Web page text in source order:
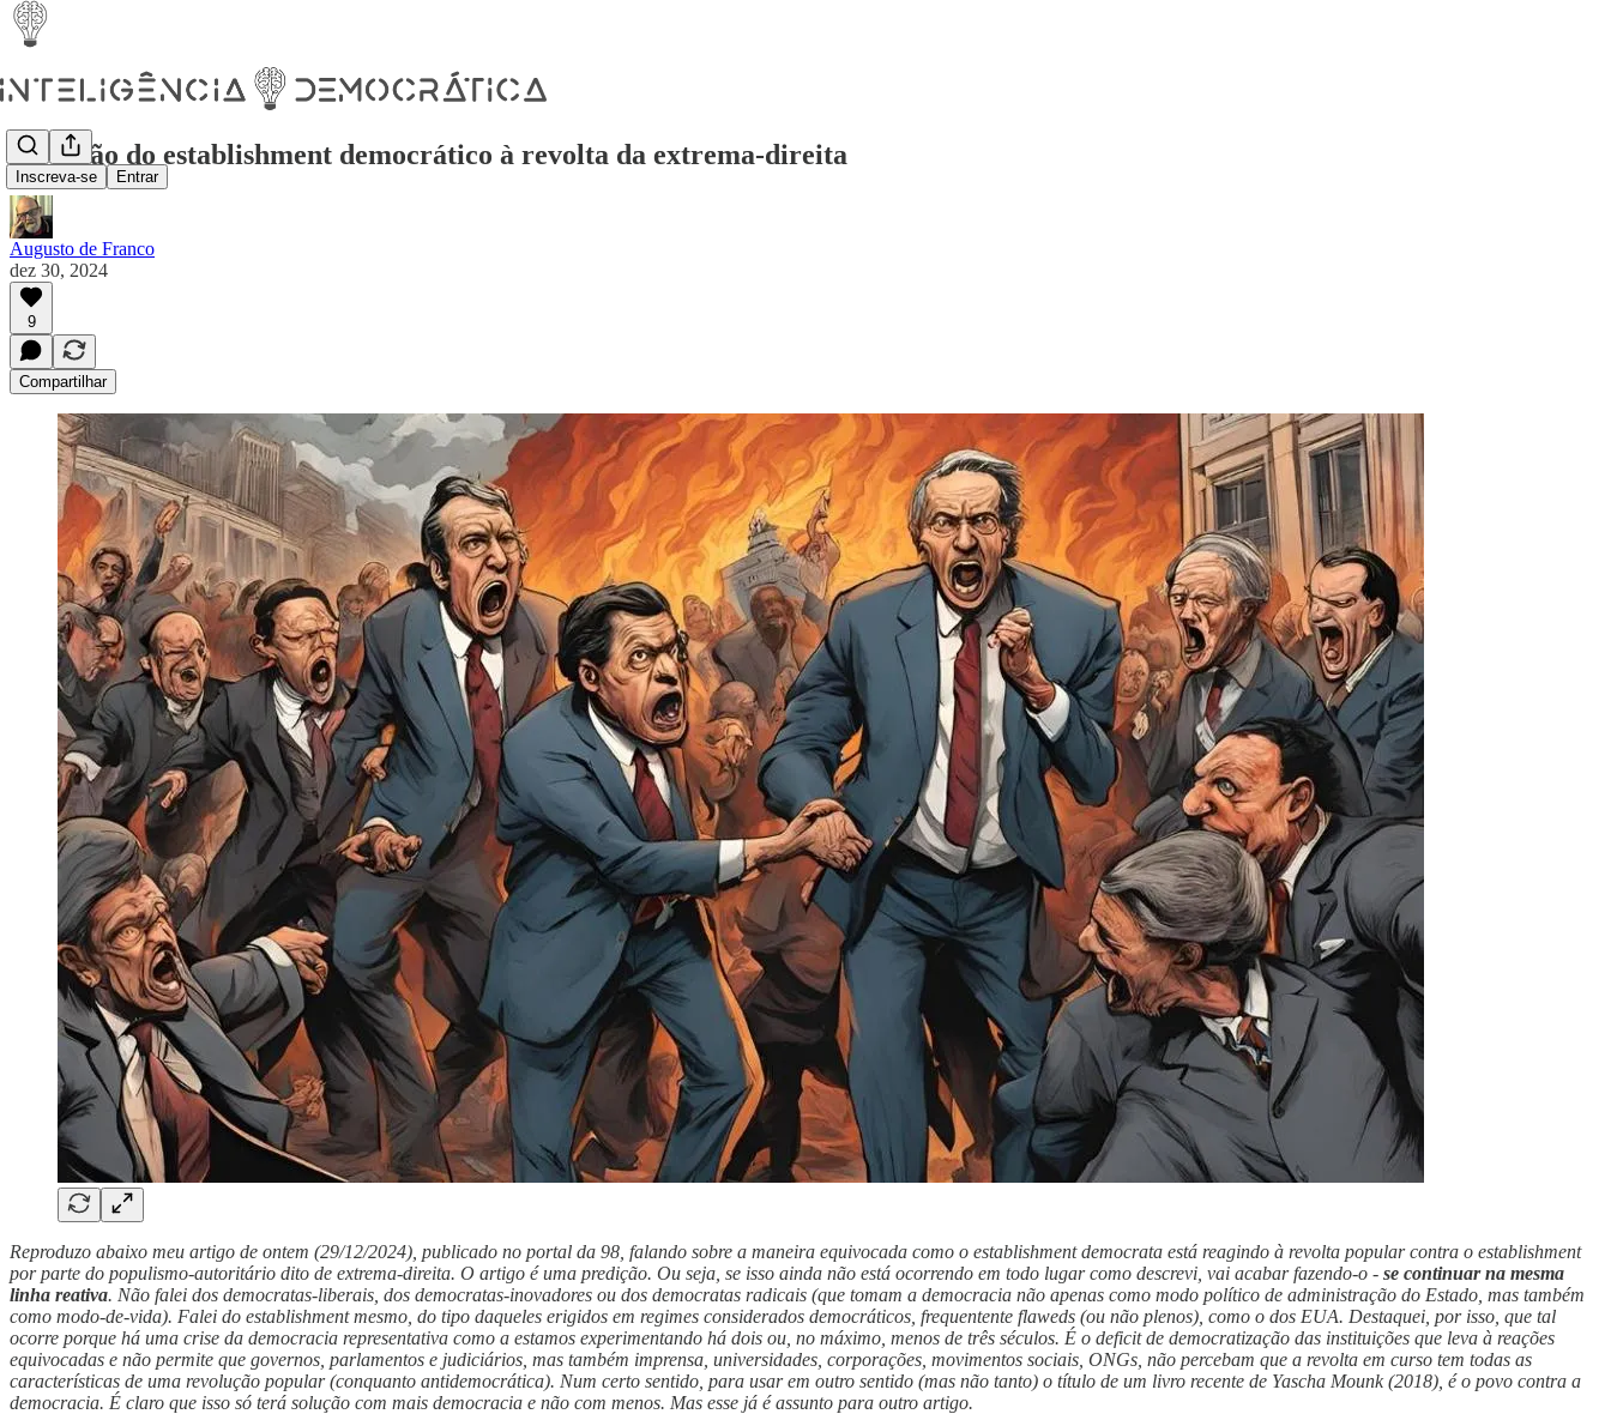
Inscreva-se Entrar
A reação do establishment democrático à revolta da extrema-direita
Augusto de Franco
dez 30, 2024
9
Compartilhar
Reproduzo abaixo meu artigo de ontem (29/12/2024), publicado no portal da 98, falando sobre a maneira equivocada como o establishment democrata está reagindo à revolta popular contra o establishment
por parte do populismo-autoritário dito de extrema-direita. O artigo é uma predição. Ou seja, se isso ainda não está ocorrendo em todo lugar como descrevi, vai acabar fazendo-o - se continuar na mesma
linha reativa. Não falei dos democratas-liberais, dos democratas-inovadores ou dos democratas radicais (que tomam a democracia não apenas como modo político de administração do Estado, mas também
como modo-de-vida). Falei do establishment mesmo, do tipo daqueles erigidos em regimes considerados democráticos, frequentente flaweds (ou não plenos), como o dos EUA. Destaquei, por isso, que tal
ocorre porque há uma crise da democracia representativa como a estamos experimentando há dois ou, no máximo, menos de três séculos. É o deficit de democratização das instituições que leva à reações
equivocadas e não permite que governos, parlamentos e judiciários, mas também imprensa, universidades, corporações, movimentos sociais, ONGs, não percebam que a revolta em curso tem todas as
características de uma revolução popular (conquanto antidemocrática). Num certo sentido, para usar em outro sentido (mas não tanto) o título de um livro recente de Yascha Mounk (2018), é o povo contra a
democracia. É claro que isso só terá solução com mais democracia e não com menos. Mas esse já é assunto para outro artigo.